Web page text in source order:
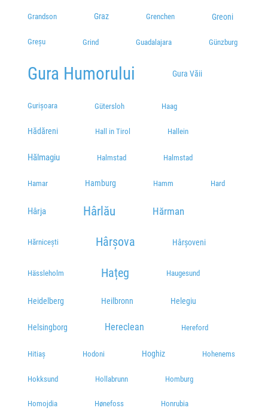
Grandson Graz Grenchen Greoni
Greșu Grind Guadalajara Günzburg
Gura Humorului Gura Văii
Gurișoara Gütersloh Haag
Hădăreni Hall in Tirol Hallein
Hălmagiu Halmstad Halmstad
Hamar Hamburg Hamm Hard
Hârja Hârlău Hărman
Hărnicești Hârșova Hârșoveni
Hässleholm Hațeg Haugesund
Heidelberg Heilbronn Helegiu
Helsingborg Hereclean Hereford
Hitiaș Hodoni Hoghiz Hohenems
Hokksund Hollabrunn Homburg
Homojdia Hønefoss Honrubia